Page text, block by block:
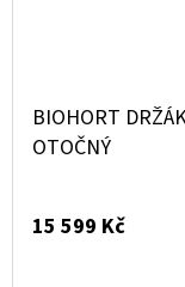
BIOHORT
OTOČNÝ
15 599 Kč